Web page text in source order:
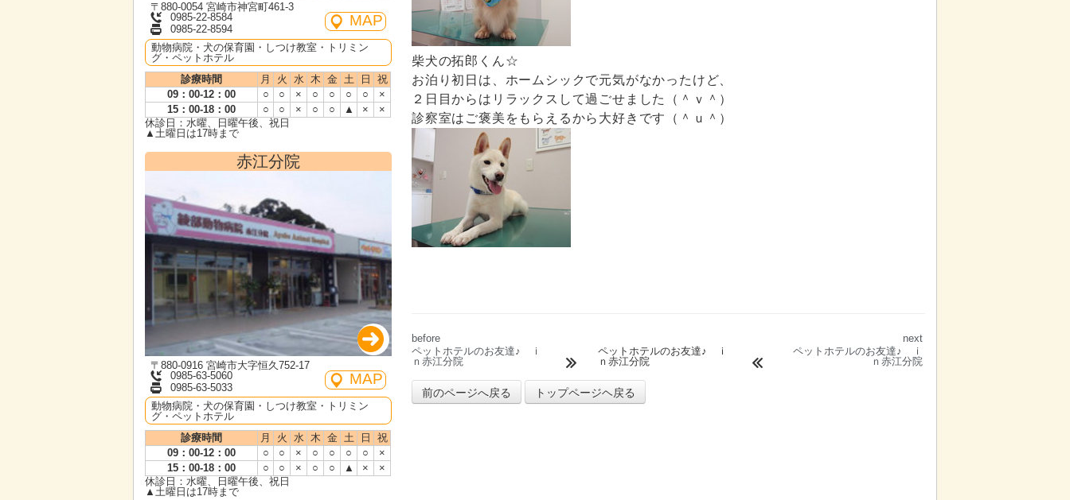
柴犬の拓郎くん☆
お泊り初日は、ホームシックで元気がなかったけど、
２日目からはリラックスして過ごせました（＾ｖ＾）
診察室はご褒美をもらえるから大好きです（＾ｕ＾）
before
ペットホテルのお友達♪ ｉ
ｎ赤江分院
ペットホテルのお友達♪ ｉ
ｎ赤江分院
next
ペットホテルのお友達♪ ｉ
ｎ赤江分院
〒880-0054 宮崎市神宮町461-3
MAP
0985-22-8584
0985-22-8594
動物病院・犬の保育園・しつけ教室・トリミン
グ・ペットホテル
診療時間
月 火 水 木 金 土 日
祝
09：00-12：00
○ ○ × ○ ○ ○ ○
×
15：00-18：00
○ ○ × ○ ○ ▲ ×
×
休診日：水曜、日曜午後、祝日
▲土曜日は17時まで
赤江分院
〒880-0916 宮崎市大字恒久752-17
MAP
0985-63-5060
0985-63-5033
動物病院・犬の保育園・しつけ教室・トリミン
グ・ペットホテル
診療時間
月 火 水 木 金 土 日
祝
09：00-12：00
○ ○ × ○ ○ ○ ○
×
15：00-18：00
○ ○ × ○ ○ ▲ ×
×
休診日：水曜、日曜午後、祝日
▲土曜日は17時まで